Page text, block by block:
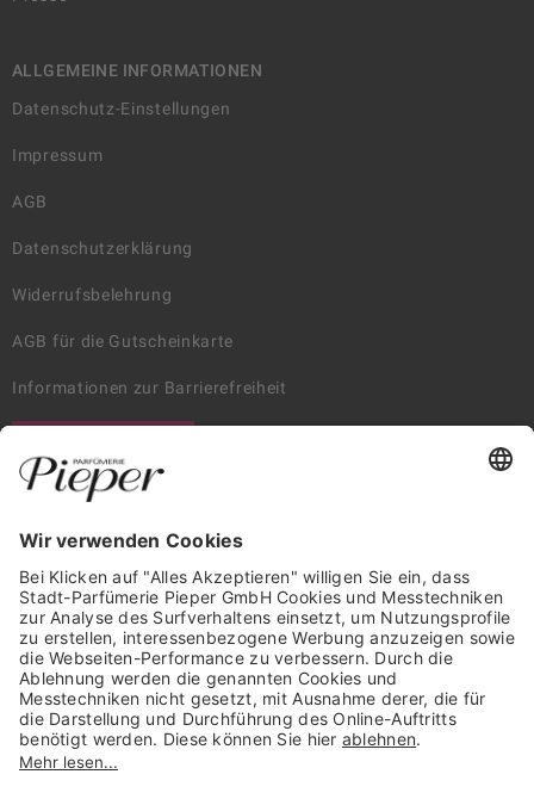
ALLGEMEINE INFORMATIONEN
Datenschutz-Einstellungen
Impressum
AGB
Datenschutzerklärung
Widerrufsbelehrung
AGB für die Gutscheinkarte
Informationen zur Barrierefreiheit
Trusted Shops Mitglied seit 2010